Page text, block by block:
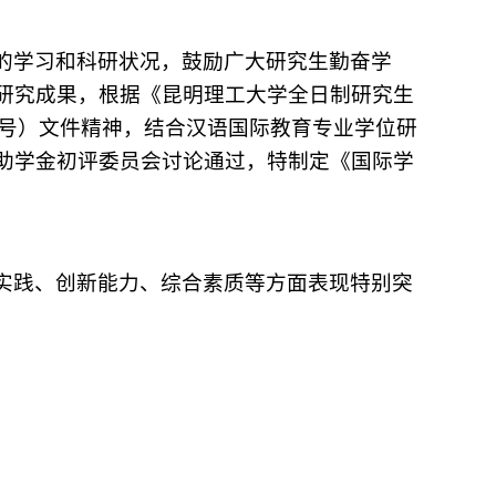
学习和科研状况，鼓励广大研究生勤奋学
究成果，根据《昆明理工大学全日制研究生
）文件精神，结合汉语国际教育专业学位研
学金初评委员会讨论通过，特制定《国际学
践、创新能力、综合素质等方面表现特别突